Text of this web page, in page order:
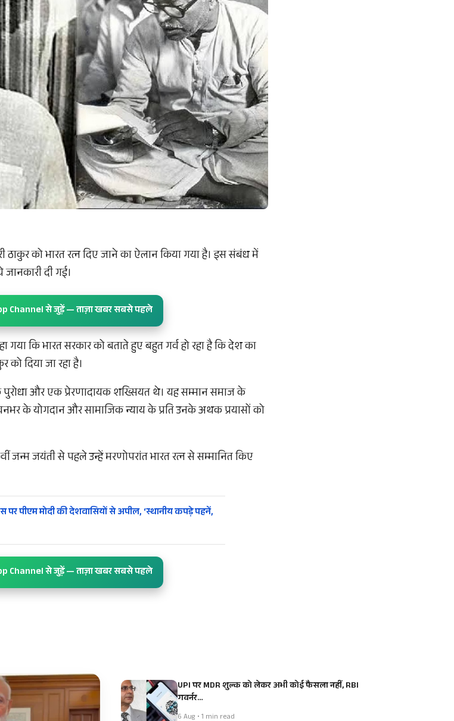
ठाकुर को भारत रत्न दिए जाने का ऐलान किया गया है। इस संबंध में
दी गई।
Channel से जुड़ें — ताज़ा खबर सबसे पहले
गया कि भारत सरकार को बताते हुए बहुत गर्व हो रहा है कि देश का
को दिया जा रहा है।
पुरोधा और एक प्रेरणादायक शख्सियत थे। यह सम्मान समाज के
के योगदान और सामाजिक न्याय के प्रति उनके अथक प्रयासों को
जन्म जयंती से पहले उन्हें मरणोपरांत भारत रत्न से सम्मानित किए
पर पीएम मोदी की देशवासियों से अपील, ‘स्थानीय कपड़े पहनें,
Channel से जुड़ें — ताज़ा खबर सबसे पहले
UPI पर MDR शुल्क को लेकर अभी कोई फैसला नहीं, RBI
गवर्नर…
6 Aug • 1 min read